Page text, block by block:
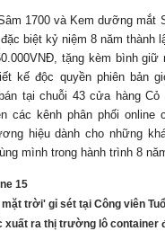
1700 và Kem dưỡng mắt
biệt kỷ niệm 8 năm thành
tặng kèm bình giữ
kế độc quyền phiên bản
tại chuỗi 43 cửa hàng Cỏ
các kênh phân phối online
hiệu dành cho những
mình trong hành trình 8
15
trời' gỉ sét tại Công viên
xuất ra thị trường lô container